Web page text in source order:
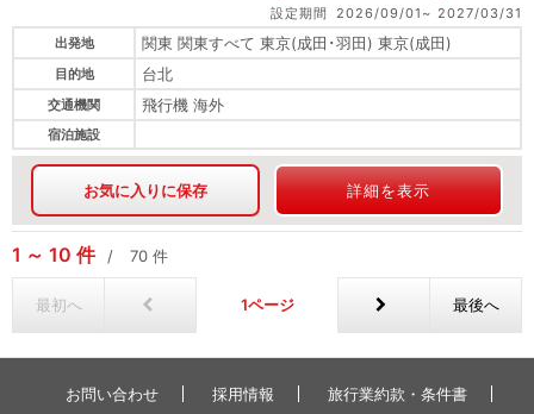
設定期間
2026/09/01
2027/03/31
出発地
関東 関東すべて 東京(成田･羽田) 東京(成田)
目的地 台北
交通機関 飛行機 海外
宿泊施設
お気に入りに保存 詳細を表示
1 10 件 70 件
最初へ 1 最後へ
お問い合わせ 採用情報 旅行業約款・条件書